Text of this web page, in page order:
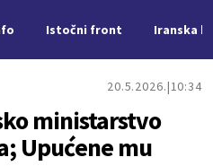
Istočni front Iranska
20.5.2026. 10:34
ministarstvo
Upućene mu